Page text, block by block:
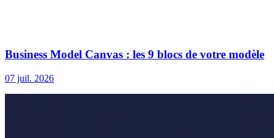
Business Model Canvas : les 9 blocs de votre modèle
07 juil. 2026